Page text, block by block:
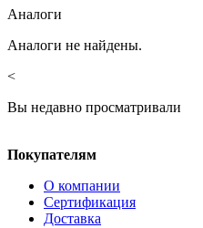
Аналоги
Аналоги не найдены.
<
Вы недавно просматривали
Покупателям
О компании
Сертификация
Доставка